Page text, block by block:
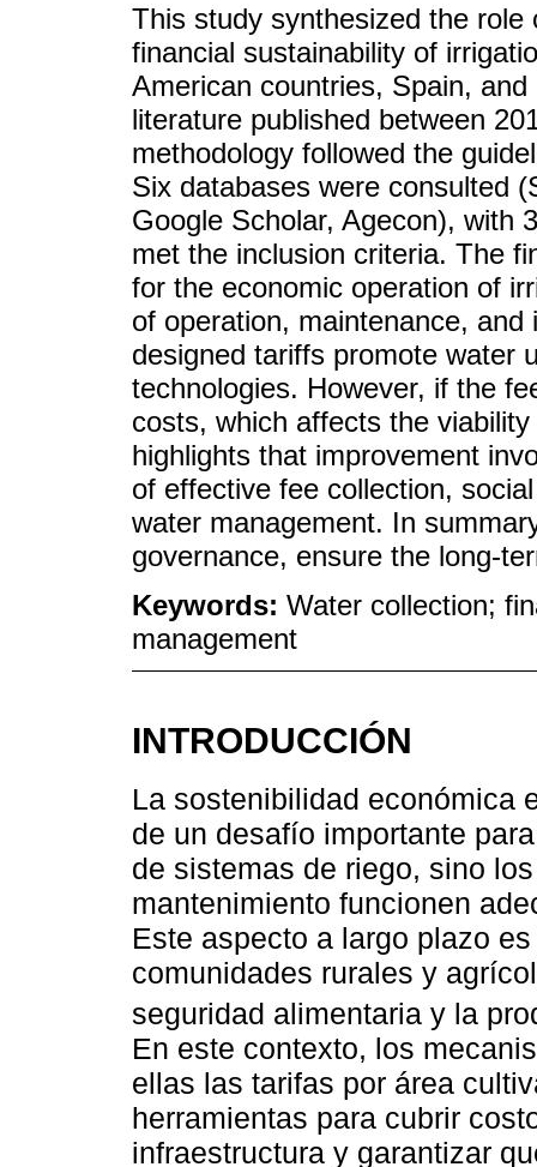
This study synthesized the
financial sustainability of
American countries, Spain,
literature published between
methodology followed the
Six databases were consulted
Google Scholar, Agecon), with
met the inclusion criteria. The
for the economic operation of
of operation, maintenance,
designed tariffs promote water
technologies. However, if the
costs, which affects the
highlights that improvement
of effective fee collection,
water management. In
governance, ensure the long-
Keywords: Water collection;
management
INTRODUCCIÓN
La sostenibilidad económica
de un desafío importante
de sistemas de riego, sino
mantenimiento funcionen
Este aspecto a largo plazo
comunidades rurales y
seguridad alimentaria y la
En este contexto, los
ellas las tarifas por área
herramientas para cubrir
infraestructura y garantizar